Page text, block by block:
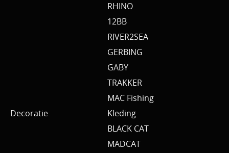
RHINO
12BB
RIVER2SEA
GERBING
GABY
TRAKKER
MAC Fishing
Decoratie
Kleding
BLACK CAT
MADCAT